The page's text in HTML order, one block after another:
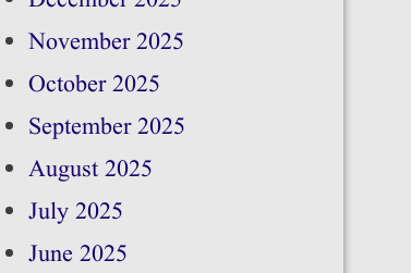
November 2025
October 2025
September 2025
August 2025
July 2025
June 2025